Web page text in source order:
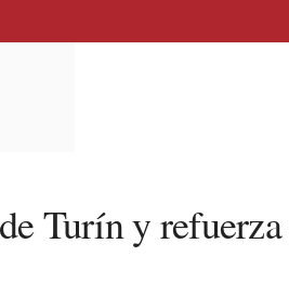
Turín y refuerza